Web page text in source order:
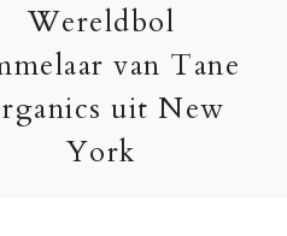
Wereldbol
van Tane
uit New
York